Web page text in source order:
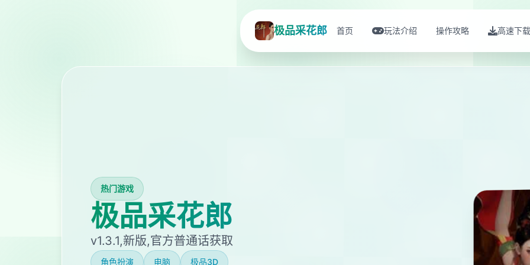
极品采花郎 首页 玩法介绍 操作攻略 高速下载
热门游戏
极品采花郎
v1.3.1,新版,官方普通话获取
角色扮演 电脑 极品3D